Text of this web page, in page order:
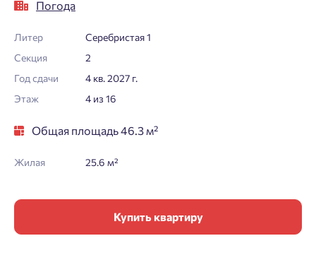
Погода
Литер
Серебристая 1
Секция
2
Год сдачи
4 кв. 2027 г.
Этаж
4 из 16
Общая площадь 46.3 м²
Жилая 25.6 м²
Купить квартиру